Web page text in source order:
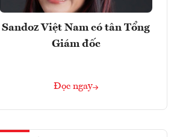
Sandoz Việt Nam có tân Tổng
Giám đốc
Đọc ngay